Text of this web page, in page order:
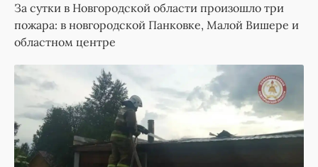
За сутки в Новгородской области произошло три
пожара: в новгородской Панковке, Малой Вишере и
областном центре